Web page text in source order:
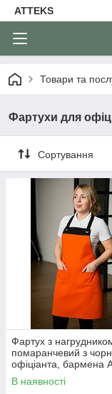
ATTEKS
Товари та
Фартухи для
Сортування
Фартух з
помаранчевий з
офіціанта, бармена
00124
В наявності